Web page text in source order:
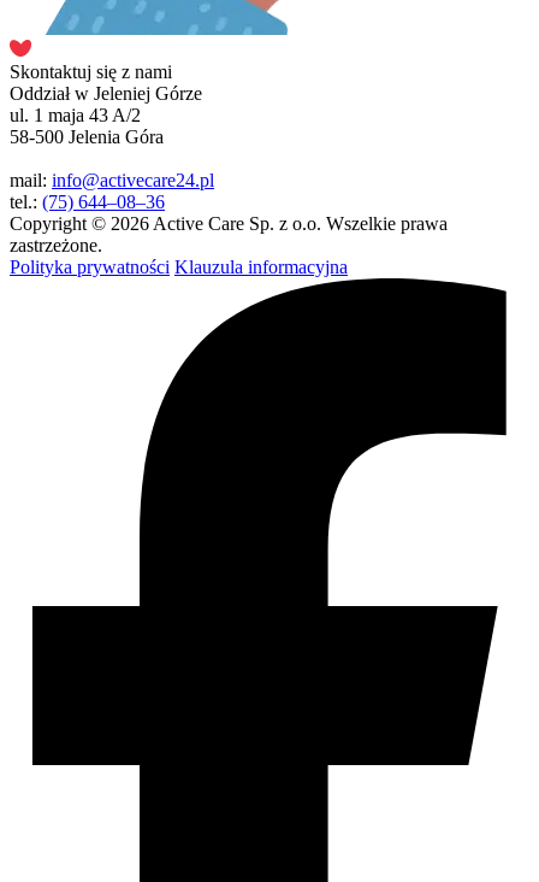
Skontaktuj się z nami
Oddział w Jeleniej Górze
ul. 1 maja 43 A/2
58-500 Jelenia Góra
mail: info@activecare24.pl
tel.: (75) 644–08–36
Copyright © 2026 Active Care Sp. z o.o. Wszelkie prawa
zastrzeżone.
Polityka prywatności Klauzula informacyjna